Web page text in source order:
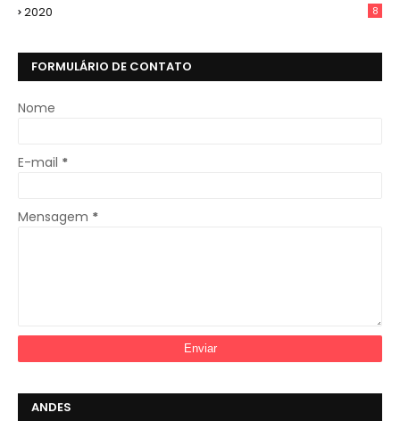
2020 8
FORMULÁRIO DE CONTATO
Nome
E-mail *
Mensagem *
ANDES